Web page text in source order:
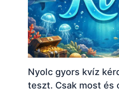
Nyolc gyors kvíz
teszt. Csak most és